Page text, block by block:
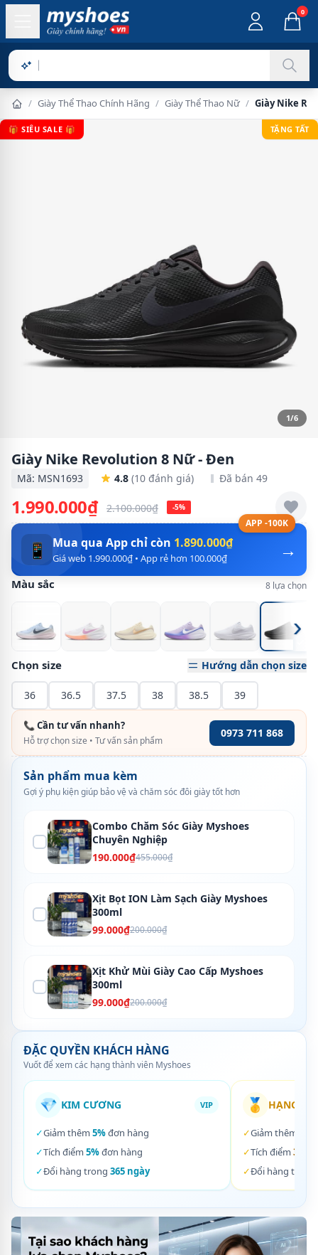
0
Sản phẩm
/ Giày Thể Thao Chính Hãng / Giày Thể Thao Nữ / Giày Nike
🎁 SIÊU SALE 🎁 TẶNG TẤT
1/6
Giày Nike Revolution 8 Nữ - Đen
Mã: MSN1693 4.8 (10 đánh giá) Đã bán 49
1.990.000₫ 2.100.000₫ -5%
APP -100K
→
📱 Mua qua App chỉ còn 1.890.000₫
Giá web 1.990.000₫ • App rẻ hơn 100.000₫
Màu sắc 8 lựa chọn
›
Chọn size Hướng dẫn chọn size
36 36.5 37.5 38 38.5 39
📞 Cần tư vấn nhanh?
Hỗ trợ chọn size • Tư vấn sản phẩm
0973 711 868
Sản phẩm mua kèm
Gợi ý phụ kiện giúp bảo vệ và chăm sóc đôi giày tốt hơn
Combo Chăm Sóc Giày Myshoes
Chuyên Nghiệp
190.000₫455.000₫
Xịt Bọt ION Làm Sạch Giày Myshoes
300ml
99.000₫200.000₫
Xịt Khử Mùi Giày Cao Cấp Myshoes
300ml
99.000₫200.000₫
ĐẶC QUYỀN KHÁCH HÀNG
Vuốt để xem các hạng thành viên Myshoes
💎 KIM CƯƠNG VIP
✓Giảm thêm 5%đơn hàng
✓Tích điểm 5%đơn hàng
✓Đổi hàng trong 365 ngày
🥇 HẠNG
✓Giảm thêm
✓Tích điểm 3%
✓Đổi hàng trong